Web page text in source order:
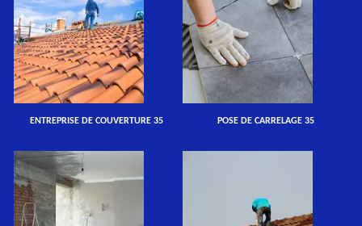
ENTREPRISE DE COUVERTURE 35 POSE DE CARRELAGE 35